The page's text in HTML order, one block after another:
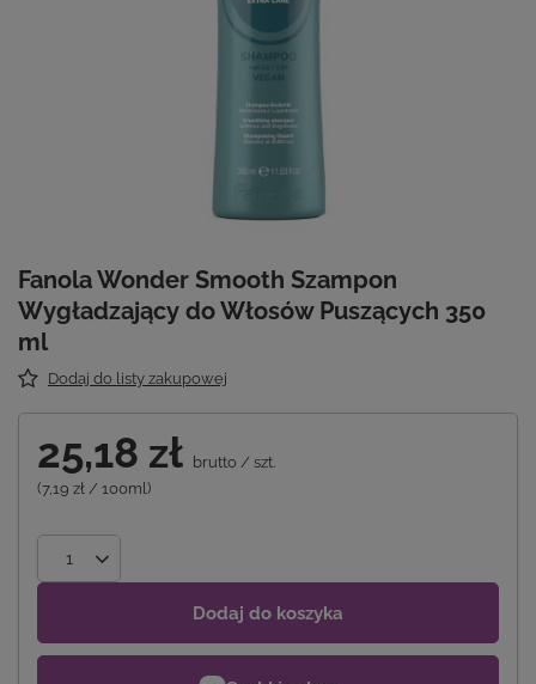
Fanola Wonder Smooth Szampon
Wygładzający do Włosów Puszących 350
ml
Dodaj do listy zakupowej
25,18 zł brutto / szt.
(7,19 zł / 100ml)
Dodaj do koszyka